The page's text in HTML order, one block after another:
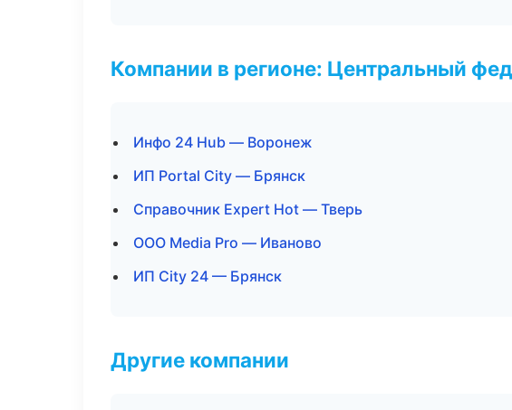
Компании в регионе: Центральный
Инфо 24 Hub — Воронеж
ИП Portal City — Брянск
Справочник Expert Hot — Тверь
ООО Media Pro — Иваново
ИП City 24 — Брянск
Другие компании